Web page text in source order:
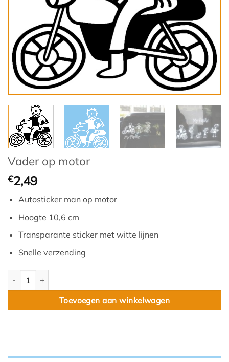
Vader op motor
€2,49
Autosticker man op motor
Hoogte 10,6 cm
Transparante sticker met witte lijnen
Snelle verzending
Toevoegen aan winkelwagen